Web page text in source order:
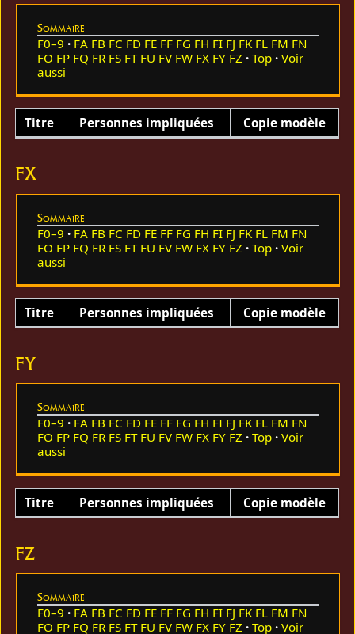
Sommaire
F0–9 FA FB FC FD FE FF FG FH FI FJ FK FL FM FN
FO FP FQ FR FS FT FU FV FW FX FY FZ Top
Voir
aussi
Titre Personnes impliquées Copie modèle
FX
Sommaire
F0–9 FA FB FC FD FE FF FG FH FI FJ FK FL FM FN
FO FP FQ FR FS FT FU FV FW FX FY FZ Top
Voir
aussi
Titre Personnes impliquées Copie modèle
FY
Sommaire
F0–9 FA FB FC FD FE FF FG FH FI FJ FK FL FM FN
FO FP FQ FR FS FT FU FV FW FX FY FZ Top
Voir
aussi
Titre Personnes impliquées Copie modèle
FZ
Sommaire
F0–9 FA FB FC FD FE FF FG FH FI FJ FK FL FM FN
FO FP FQ FR FS FT FU FV FW FX FY FZ Top
Voir